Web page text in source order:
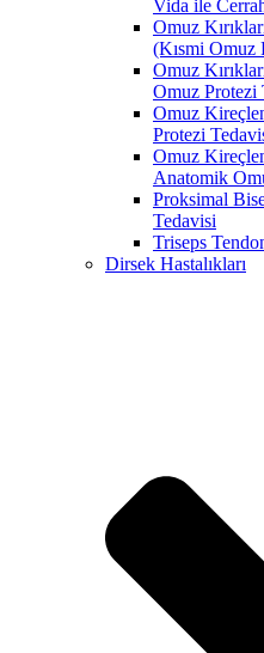
Vida ile
Omuz
(Kısmi Omuz
Omuz
Omuz Protezi
Omuz
Protezi
Omuz
Anatomik
Proksimal
Tedavisi
Triseps
Dirsek Hastalıkları